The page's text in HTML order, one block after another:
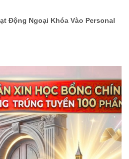
Động Ngoại Khóa Vào Personal